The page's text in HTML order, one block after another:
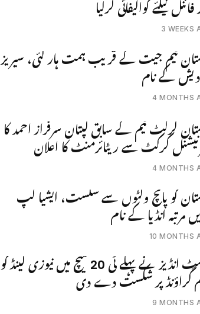
فائنل کیلئے کوالیفائی کرلیا
3 WEEKS
ٹیم جیت کے قریب ہمت ہار گئی، سیریز
کے نام
4 MONTHS
کرکٹ ٹیم کے سابق کپتان سرفراز احمد کا
کرکٹ سے ریٹائرمنٹ کا اعلان
4 MONTHS
کو پانچ وکٹوں سے شکست، ایشیا کپ
10 MONTHS
ویسٹ انڈیز نے پہلے ٹی 20 میچ میں نیوزی لینڈ کو
گراؤنڈ پر شکست دے دی
9 MONTHS